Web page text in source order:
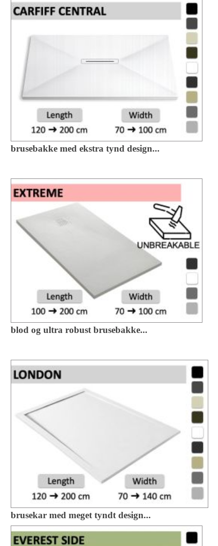
brusebakke med ekstra tynd design...
blod og ultra robust brusebakke...
brusekar med meget tyndt design...